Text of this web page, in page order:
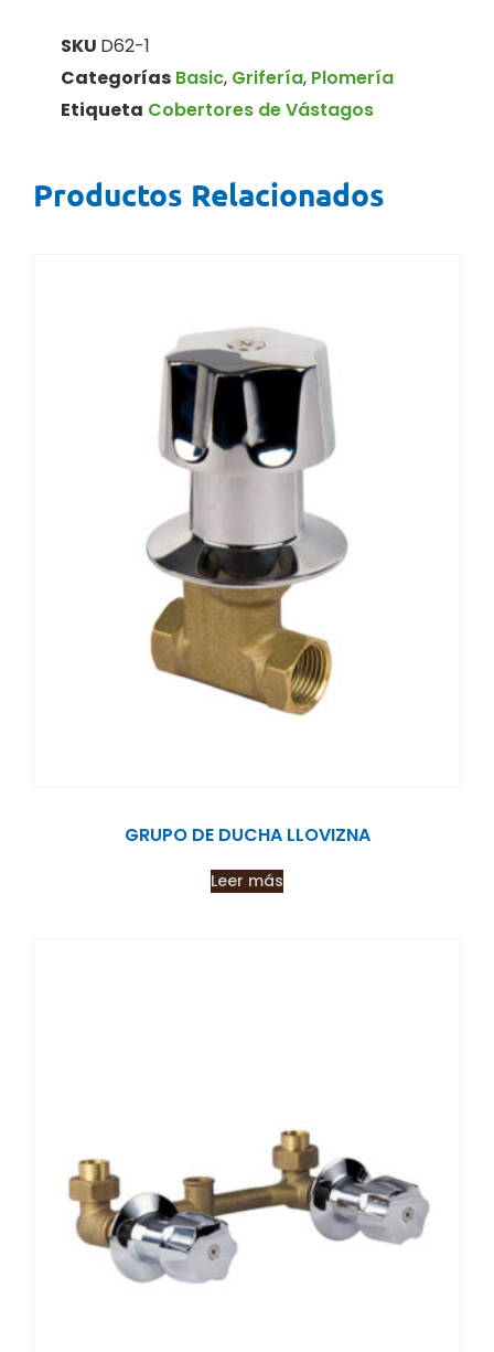
SKU D62-1
Categorías Basic, Grifería, Plomería
Etiqueta Cobertores de Vástagos
Productos Relacionados
GRUPO DE DUCHA LLOVIZNA
Leer más